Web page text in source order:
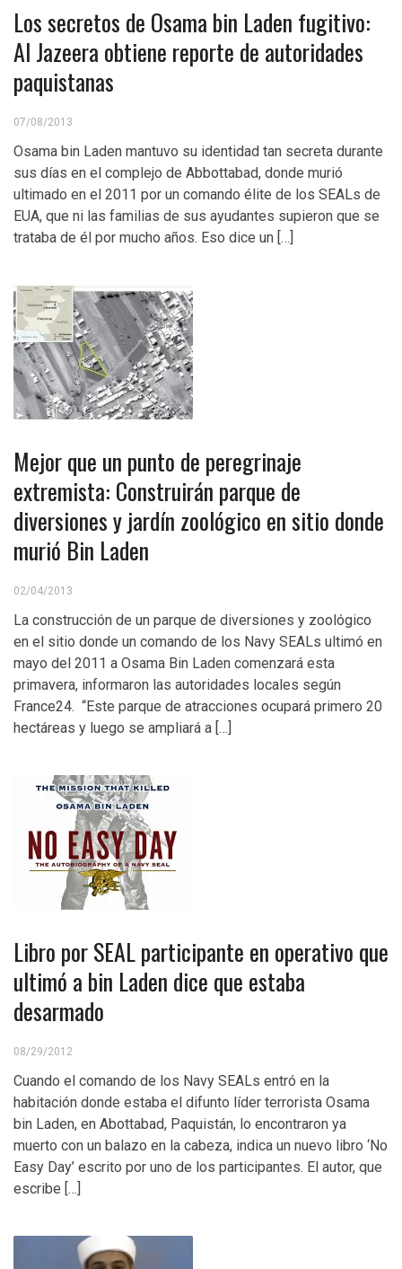
Los secretos de Osama bin Laden fugitivo:
Al Jazeera obtiene reporte de autoridades
paquistanas
07/08/2013
Osama bin Laden mantuvo su identidad tan secreta durante
sus días en el complejo de Abbottabad, donde murió
ultimado en el 2011 por un comando élite de los SEALs de
EUA, que ni las familias de sus ayudantes supieron que se
trataba de él por mucho años. Eso dice un […]
Mejor que un punto de peregrinaje
extremista: Construirán parque de
diversiones y jardín zoológico en sitio donde
murió Bin Laden
02/04/2013
La construcción de un parque de diversiones y zoológico
en el sitio donde un comando de los Navy SEALs ultimó en
mayo del 2011 a Osama Bin Laden comenzará esta
primavera, informaron las autoridades locales según
France24. “Este parque de atracciones ocupará primero 20
hectáreas y luego se ampliará a […]
Libro por SEAL participante en operativo que
ultimó a bin Laden dice que estaba
desarmado
08/29/2012
Cuando el comando de los Navy SEALs entró en la
habitación donde estaba el difunto líder terrorista Osama
bin Laden, en Abottabad, Paquistán, lo encontraron ya
muerto con un balazo en la cabeza, indica un nuevo libro ‘No
Easy Day’ escrito por uno de los participantes. El autor, que
escribe […]